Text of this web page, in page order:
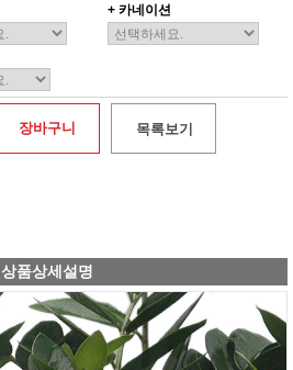
+ 카네이션
장바구니 목록보기
상품상세설명